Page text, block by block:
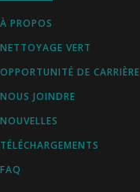
À PROPOS
NETTOYAGE VERT
OPPORTUNITÉ DE CARRIÈRE
NOUS JOINDRE
NOUVELLES
TÉLÉCHARGEMENTS
FAQ